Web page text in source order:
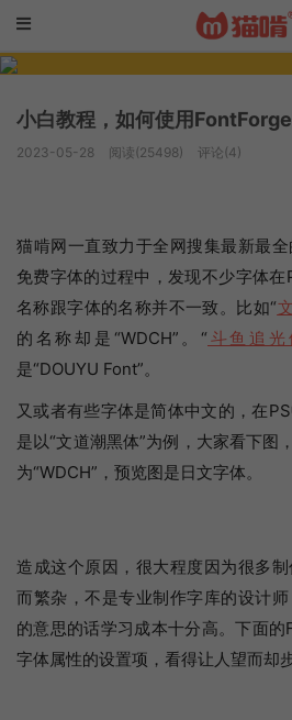
小白教程，如何使用
2023-05-28 阅读(25498) 评论(4)
猫啃网一直致力于全网搜集最新最
免费字体的过程中，发现不少字体
名称跟字体的名称并不一致。比如“
的名称却是“WDCH”。“斗鱼追光
是“DOUYU Font”。
又或者有些字体是简体中文的，在
是以“文道潮黑体”为例，大家看下图
为“WDCH”，预览图是日文字体。
造成这个原因，很大程度因为很多
而繁杂，不是专业制作字库的设计
的意思的话学习成本十分高。下面
字体属性的设置项，看得让人望而却步